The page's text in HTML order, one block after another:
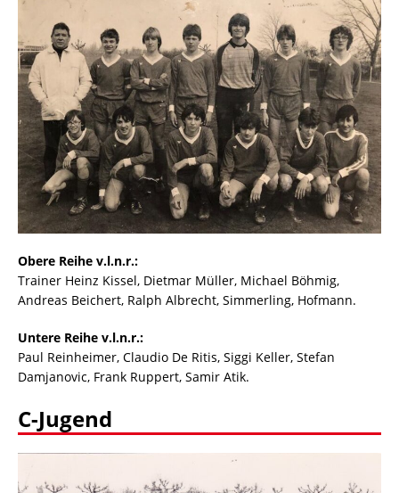
Obere Reihe v.l.n.r.:
Trainer Heinz Kissel, Dietmar Müller, Michael Böhmig,
Andreas Beichert, Ralph Albrecht, Simmerling, Hofmann.
Untere Reihe v.l.n.r.:
Paul Reinheimer, Claudio De Ritis, Siggi Keller, Stefan
Damjanovic, Frank Ruppert, Samir Atik.
C-Jugend